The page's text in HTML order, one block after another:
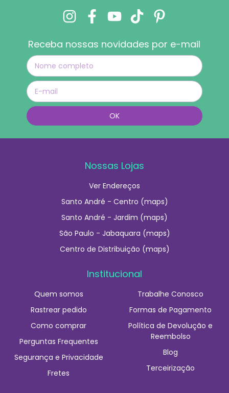
Receba nossas novidades por e-mail
Nossas Lojas
Ver Endereços
Santo André - Centro (maps)
Santo André - Jardim (maps)
São Paulo - Jabaquara (maps)
Centro de Distribuição (maps)
Institucional
Quem somos
Rastrear pedido
Como comprar
Perguntas Frequentes
Segurança e Privacidade
Fretes
Trabalhe Conosco
Formas de Pagamento
Política de Devolução e
Reembolso
Blog
Terceirização